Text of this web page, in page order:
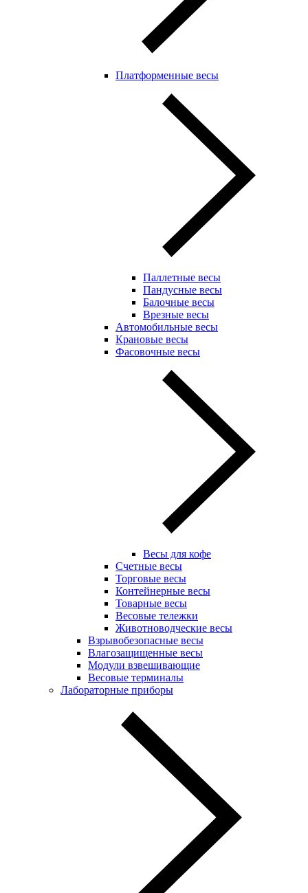
Платформенные весы
Паллетные весы
Пандусные весы
Балочные весы
Врезные весы
Автомобильные весы
Крановые весы
Фасовочные весы
Весы для кофе
Счетные весы
Торговые весы
Контейнерные весы
Товарные весы
Весовые тележки
Животноводческие весы
Взрывобезопасные весы
Влагозащищенные весы
Модули взвешивающие
Весовые терминалы
Лабораторные приборы